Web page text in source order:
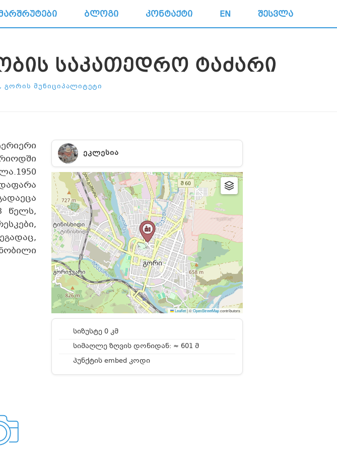
ᲑᲚᲝᲒᲘ ᲙᲝᲜᲢᲐᲥᲢᲘ EN ᲨᲔᲡᲕᲚᲐ
ᲡᲐᲙᲐᲗᲔᲓᲠᲝ ᲢᲐᲫᲐᲠᲘ
ᲛᲣᲜᲘᲪᲘᲞᲐᲚᲘᲢᲔᲢᲘ
ᲔᲙᲚᲔᲡᲘᲐ
Leaflet|©OpenStreetMapcontributors
სიზუსტე 0 კმ
სიმაღლე ზღვის დონიდან: ≈ 601 მ
პუნქტის embed კოდი
წელს,